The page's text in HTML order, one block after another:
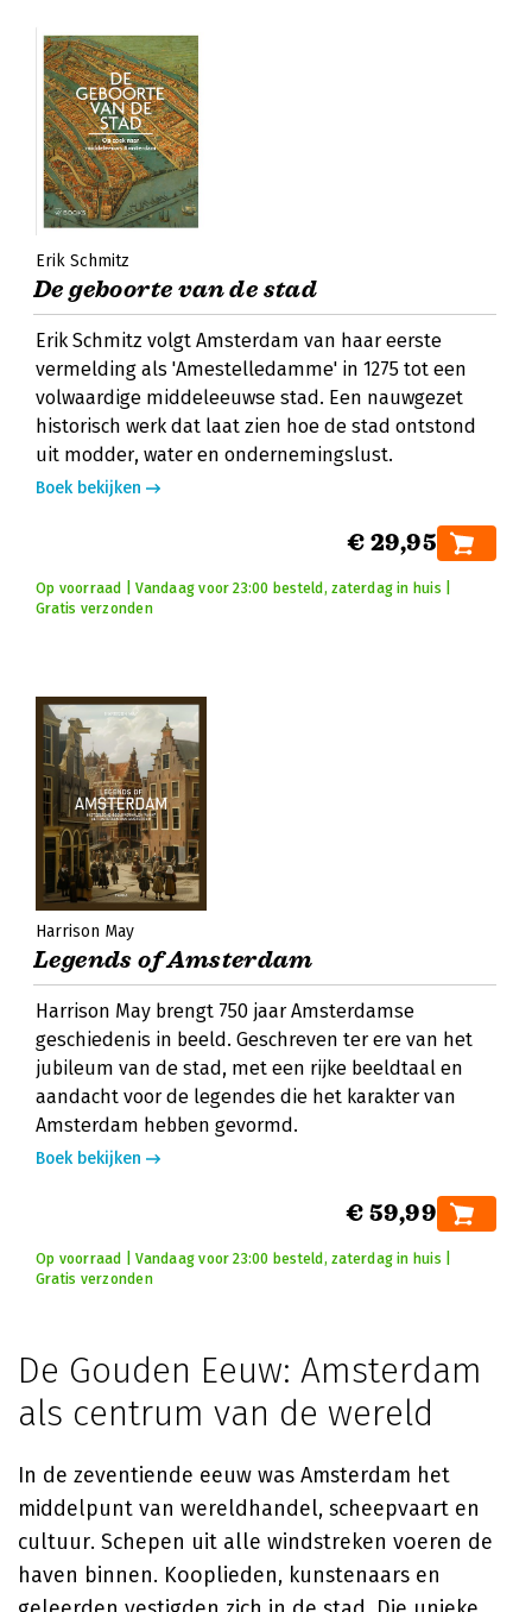
Erik Schmitz
De geboorte van de stad
Erik Schmitz volgt Amsterdam van haar eerste
vermelding als 'Amestelledamme' in 1275 tot een
volwaardige middeleeuwse stad. Een nauwgezet
historisch werk dat laat zien hoe de stad ontstond
uit modder, water en ondernemingslust.
Boek bekijken
€ 29,95
Op voorraad | Vandaag voor 23:00 besteld, zaterdag in huis |
Gratis verzonden
Harrison May
Legends of Amsterdam
Harrison May brengt 750 jaar Amsterdamse
geschiedenis in beeld. Geschreven ter ere van het
jubileum van de stad, met een rijke beeldtaal en
aandacht voor de legendes die het karakter van
Amsterdam hebben gevormd.
Boek bekijken
€ 59,99
Op voorraad | Vandaag voor 23:00 besteld, zaterdag in huis |
Gratis verzonden
De Gouden Eeuw: Amsterdam
als centrum van de wereld
In de zeventiende eeuw was Amsterdam het
middelpunt van wereldhandel, scheepvaart en
cultuur. Schepen uit alle windstreken voeren de
haven binnen. Kooplieden, kunstenaars en